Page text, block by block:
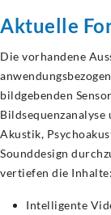
Aktuelle
Die vorhandene
bildgebenden
Bildsequenzanalyse
Akustik,
Sounddesign
vertiefen die Inhalte:
Intelligente